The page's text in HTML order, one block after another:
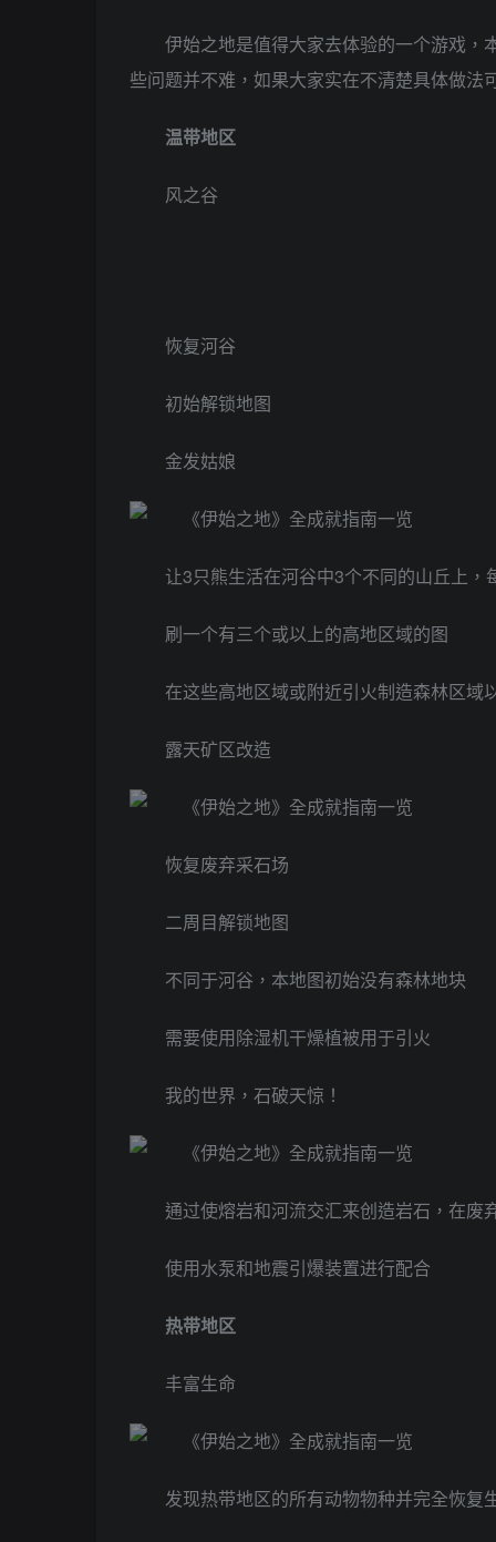
伊始之地是值得大家去体验的一个游戏，
些问题并不难，如果大家实在不清楚具体做法
温带地区
风之谷
恢复河谷
初始解锁地图
金发姑娘
让3只熊生活在河谷中3个不同的山丘上，
刷一个有三个或以上的高地区域的图
在这些高地区域或附近引火制造森林区域
露天矿区改造
恢复废弃采石场
二周目解锁地图
不同于河谷，本地图初始没有森林地块
需要使用除湿机干燥植被用于引火
我的世界，石破天惊！
通过使熔岩和河流交汇来创造岩石，在废
使用水泵和地震引爆装置进行配合
热带地区
丰富生命
发现热带地区的所有动物物种并完全恢复